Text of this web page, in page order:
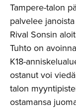
Tampere-talon
palvelee
Rival Sonsin
Tuhto on
K18-
ostanut voi
talon
ostamansa